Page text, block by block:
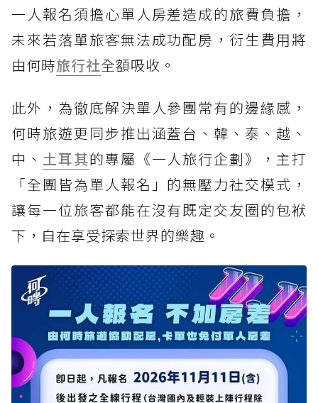
一人報名須擔心單人房差造成的旅費負擔，
未來若落單旅客無法成功配房，衍生費用將
由何時旅行社全額吸收。
此外，為徹底解決單人參團常有的邊緣感，
何時旅遊更同步推出涵蓋台、韓、泰、越、
中、 土耳其的專屬《一人旅行企劃》，主打
「全團皆為單人報名」的無壓力社交模式，
讓每一位旅客都能在沒有既定交友圈的包袱
下，自在享受探索世界的樂趣。